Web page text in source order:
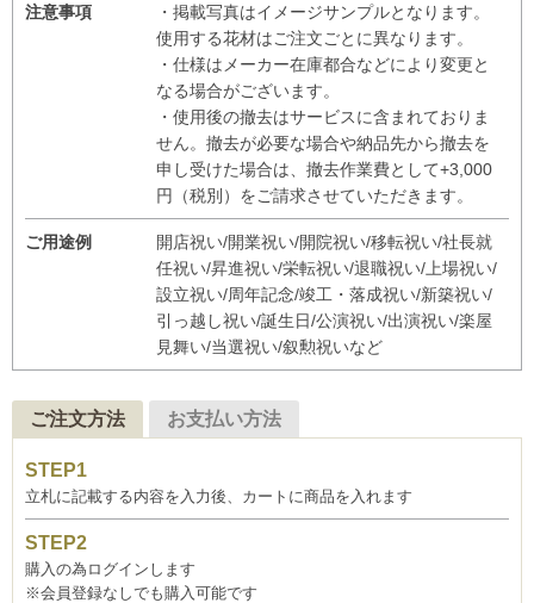
注意事項
・掲載写真はイメージサンプルとなります。
使用する花材はご注文ごとに異なります。
・仕様はメーカー在庫都合などにより変更と
なる場合がございます。
・使用後の撤去はサービスに含まれておりま
せん。撤去が必要な場合や納品先から撤去を
申し受けた場合は、撤去作業費として+3,000
円（税別）をご請求させていただきます。
ご用途例
開店祝い/開業祝い/開院祝い/移転祝い/社長就
任祝い/昇進祝い/栄転祝い/退職祝い/上場祝い/
設立祝い/周年記念/竣工・落成祝い/新築祝い/
引っ越し祝い/誕生日/公演祝い/出演祝い/楽屋
見舞い/当選祝い/叙勲祝いなど
ご注文方法 お支払い方法
立札に記載する内容を入力後、カートに商品を入れます
購入の為ログインします
※会員登録なしでも購入可能です